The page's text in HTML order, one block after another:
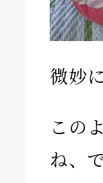
微妙
この
ね、